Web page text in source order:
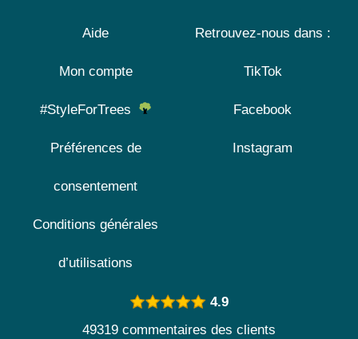
Aide
Mon compte
#StyleForTrees
Préférences de
consentement
Conditions générales
d’utilisations
Retrouvez-nous dans :
TikTok
Facebook
Instagram
4.9
49319 commentaires des clients